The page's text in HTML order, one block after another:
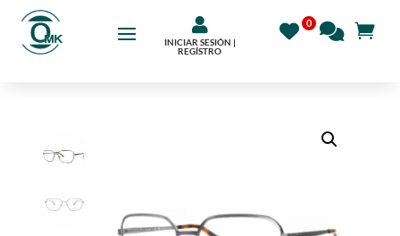

INICIAR SESIÓN |
REGÍSTRO